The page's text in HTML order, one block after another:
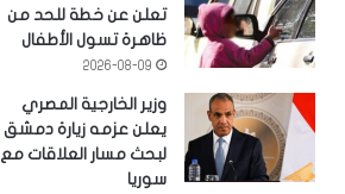
تعلن عن خطة للحد من
ظاهرة تسول الأطفال
2026-08-09
وزير الخارجية المصري
يعلن عزمه زيارة دمشق
لبحث مسار العلاقات مع
سوريا